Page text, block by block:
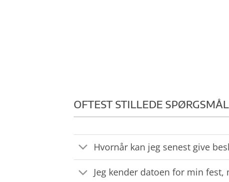
OFTEST STILLEDE SPØRGSMÅL
Hvornår kan jeg senest give
Jeg kender datoen for min fest,